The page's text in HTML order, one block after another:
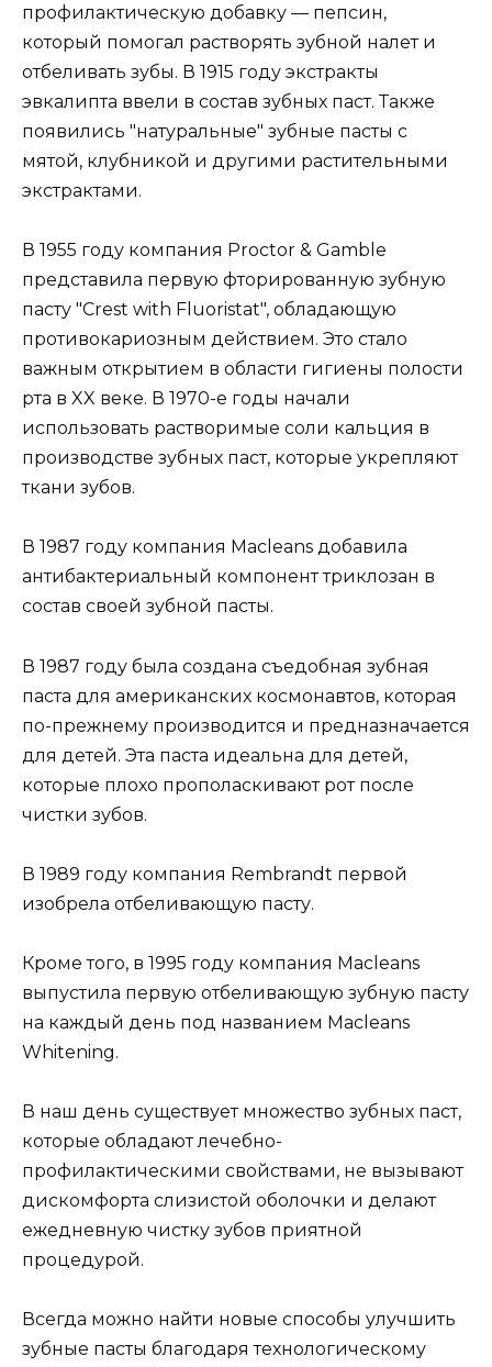
профилактическую добавку — пепсин,
который помогал растворять зубной налет и
отбеливать зубы. В 1915 году экстракты
эвкалипта ввели в состав зубных паст. Также
появились "натуральные" зубные пасты с
мятой, клубникой и другими растительными
экстрактами.
В 1955 году компания Proctor & Gamble
представила первую фторированную зубную
пасту "Crest with Fluoristat", обладающую
противокариозным действием. Это стало
важным открытием в области гигиены полости
рта в XX веке. В 1970-е годы начали
использовать растворимые соли кальция в
производстве зубных паст, которые укрепляют
ткани зубов.
В 1987 году компания Macleans добавила
антибактериальный компонент триклозан в
состав своей зубной пасты.
В 1987 году была создана съедобная зубная
паста для американских космонавтов, которая
по-прежнему производится и предназначается
для детей. Эта паста идеальна для детей,
которые плохо прополаскивают рот после
чистки зубов.
В 1989 году компания Rembrandt первой
изобрела отбеливающую пасту.
Кроме того, в 1995 году компания Macleans
выпустила первую отбеливающую зубную пасту
на каждый день под названием Macleans
Whitening.
В наш день существует множество зубных паст,
которые обладают лечебно-
профилактическими свойствами, не вызывают
дискомфорта слизистой оболочки и делают
ежедневную чистку зубов приятной
процедурой.
Всегда можно найти новые способы улучшить
зубные пасты благодаря технологическому